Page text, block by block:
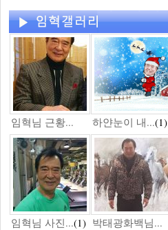
임혁님 근황... 하얀눈이 내...(1)
임혁님 사진...(1) 박태광화백님...